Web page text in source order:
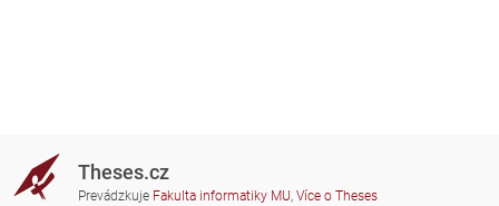
Theses.cz
Prevádzkuje Fakulta informatiky MU, Více o Theses